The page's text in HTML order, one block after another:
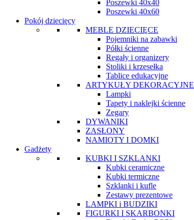
Poszewki 40x40
Poszewki 40x60
Pokój dziecięcy
MEBLE DZIECIĘCE
Pojemniki na zabawki
Półki ścienne
Regały i organizery
Stoliki i krzesełka
Tablice edukacyjne
ARTYKUŁY DEKORACYJNE
Lampki
Tapety i naklejki ścienne
Zegary
DYWANIKI
ZASŁONY
NAMIOTY I DOMKI
Gadżety
KUBKI I SZKLANKI
Kubki ceramiczne
Kubki termiczne
Szklanki i kufle
Zestawy prezentowe
LAMPKI i BUDZIKI
FIGURKI I SKARBONKI